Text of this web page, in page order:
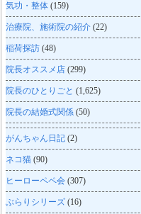
気功・整体 (159)
治療院、施術院の紹介 (22)
稲荷探訪 (48)
院長オススメ店 (299)
院長のひとりごと (1,625)
院長の結婚式関係 (50)
がんちゃん日記 (2)
ネコ猫 (90)
ヒーローペペ会 (307)
ぶらりシリーズ (16)